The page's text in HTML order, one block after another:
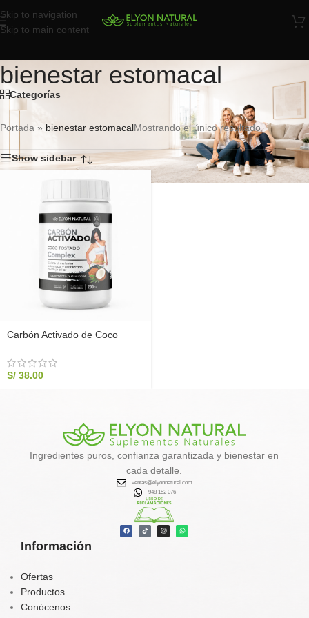
Skip to navigation
Skip to main content
bienestar estomacal
Categorías
Portada » bienestar estomacalMostrando el único resultado
Show sidebar
Carbón Activado de Coco
Digestivo Premium (200g)
S/ 38.00
Información
Ofertas
Productos
Conócenos
Ingredientes puros, confianza garantizada y bienestar en
cada detalle.
ventas@elyonnatural.com
948 152 076